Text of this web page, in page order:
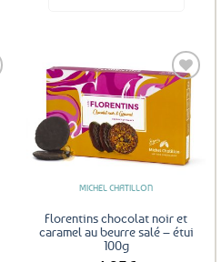
Ajouter
aux
favoris
MICHEL CHATILLON
Florentins chocolat noir et
caramel au beurre salé – étui
100g